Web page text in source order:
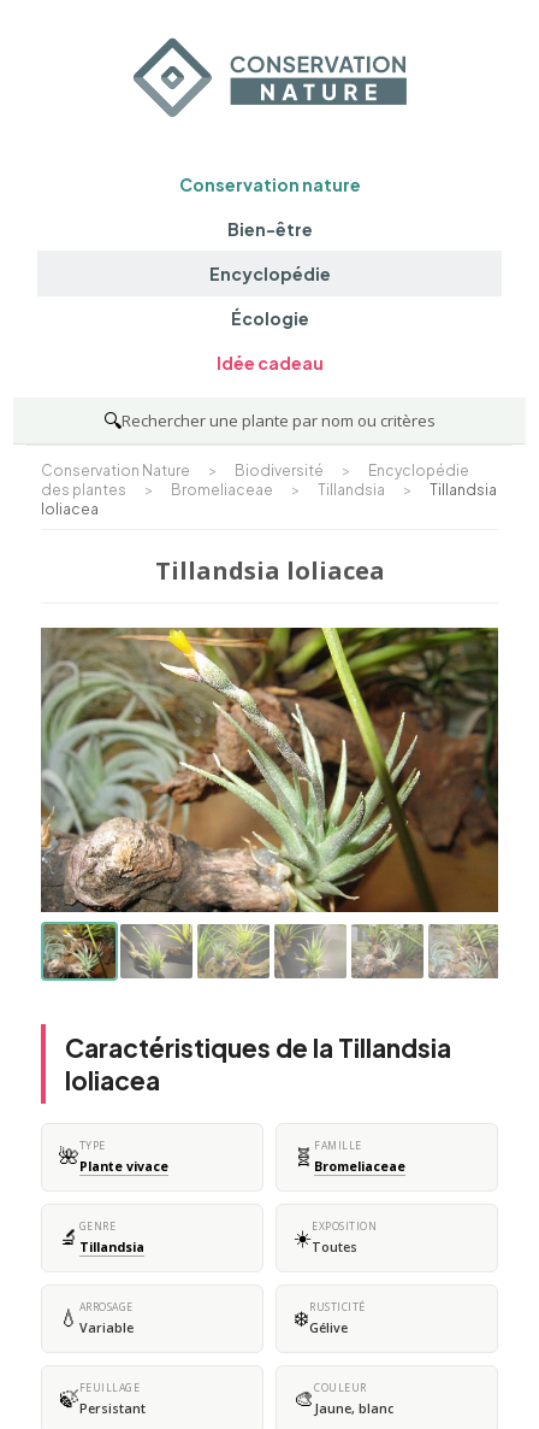
Conservation nature
Bien-être
Encyclopédie
Écologie
Idée cadeau
🔍Rechercher une plante par nom ou critères
Conservation Nature > Biodiversité >
Encyclopédie
des plantes
> Bromeliaceae > Tillandsia >
Tillandsia
loliacea
Tillandsia loliacea
Caractéristiques de la Tillandsia
loliacea
🌺TYPE
Plante vivace 🧬 FAMILLE
Bromeliaceae
🔬 GENRE
Tillandsia ☀️EXPOSITION
Toutes
💧 ARROSAGE
Variable ❄️RUSTICITÉ
Gélive
🍃FEUILLAGE
Persistant 🎨COULEUR
Jaune, blanc